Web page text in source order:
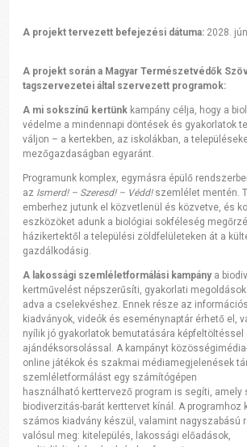
A projekt tervezett befejezési dátuma: 2028.
A projekt során a Magyar Természetvédők
tagszervezetei által szervezett programok:
A mi sokszínű kertünk kampány célja, hogy a
védelme a mindennapi döntések és gyakorlatok
váljon – a kertekben, az iskolákban, a
mezőgazdaságban egyaránt.
Programunk komplex, egymásra épülő
az Ismerd! – Szeresd! – Védd!szemlélet mentén.
emberhez jutunk el közvetlenül és közvetve, és
eszközöket adunk a biológiai sokféleség
házikertektől a települési zöldfelületeken át a
gazdálkodásig.
A lakossági szemléletformálási kampány a
kertművelést népszerűsíti, gyakorlati
adva a cselekvéshez. Ennek része az
kiadványok, videók és eseménynaptár érhető el,
nyílik jó gyakorlatok bemutatására képfeltöltéssel
ajándéksorsolással. A kampányt
online játékok és szakmai médiamegjelenések
szemléletformálást egy számítógépen
használható kerttervező program is segíti, amely
biodiverzitás-barát kerttervet kínál. A programhoz
számos kiadvány készül, valamint nagyszabású
valósul meg: kitelepülés, lakossági előadások,